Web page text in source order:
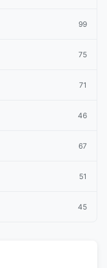
99
75
71
46
67
51
45